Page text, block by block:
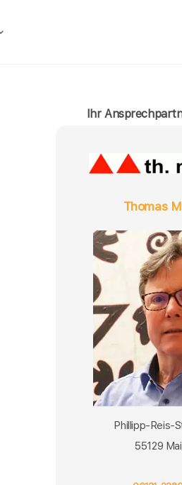
Ihr
Thomas
Phillipp-Reis-
55129